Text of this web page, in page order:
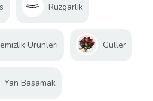
Rüzgarlık
Ürünleri Güller
Yan Basamak